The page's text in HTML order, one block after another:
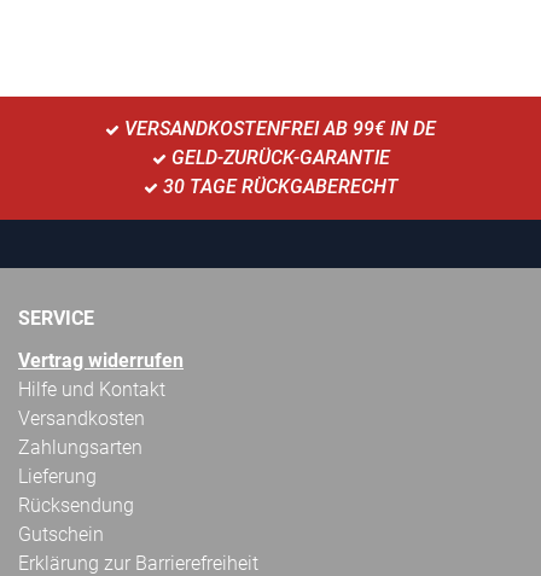
VERSANDKOSTENFREI AB 99€ IN DE
GELD-ZURÜCK-GARANTIE
30 TAGE RÜCKGABERECHT
SERVICE
Vertrag widerrufen
Hilfe und Kontakt
Versandkosten
Zahlungsarten
Lieferung
Rücksendung
Gutschein
Erklärung zur Barrierefreiheit